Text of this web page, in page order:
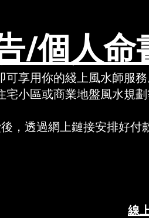
/個人命
享用你的綫上風水師服
小區或商業地盤風水規劃
，透過網上鏈接安排好付
線